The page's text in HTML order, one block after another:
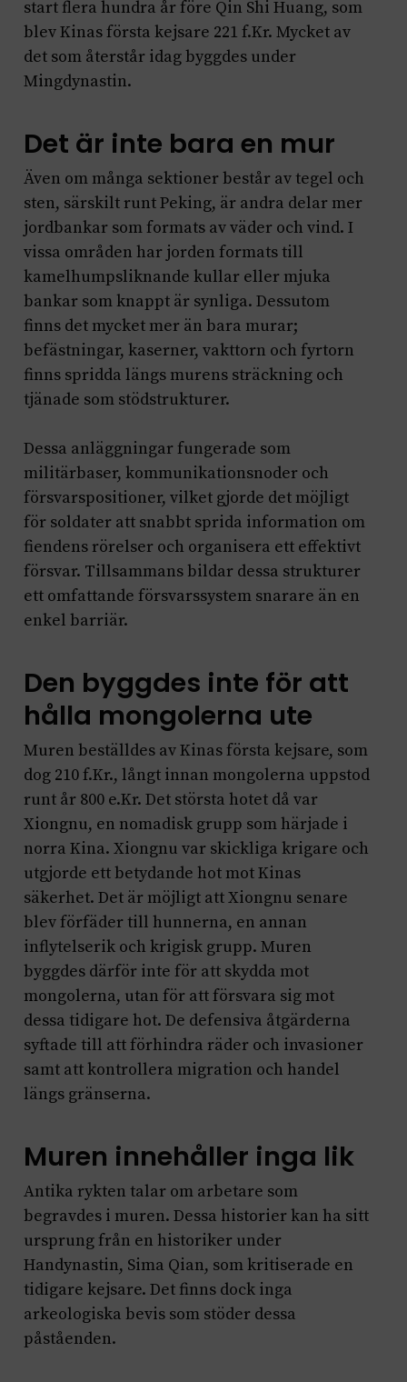
start flera hundra år före Qin Shi Huang, som
blev Kinas första kejsare 221 f.Kr. Mycket av
det som återstår idag byggdes under
Mingdynastin.
Det är inte bara en mur
Även om många sektioner består av tegel och
sten, särskilt runt Peking, är andra delar mer
jordbankar som formats av väder och vind. I
vissa områden har jorden formats till
kamelhumpsliknande kullar eller mjuka
bankar som knappt är synliga. Dessutom
finns det mycket mer än bara murar;
befästningar, kaserner, vakttorn och fyrtorn
finns spridda längs murens sträckning och
tjänade som stödstrukturer.
Dessa anläggningar fungerade som
militärbaser, kommunikationsnoder och
försvarspositioner, vilket gjorde det möjligt
för soldater att snabbt sprida information om
fiendens rörelser och organisera ett effektivt
försvar. Tillsammans bildar dessa strukturer
ett omfattande försvarssystem snarare än en
enkel barriär.
Den byggdes inte för att
hålla mongolerna ute
Muren beställdes av Kinas första kejsare, som
dog 210 f.Kr., långt innan mongolerna uppstod
runt år 800 e.Kr. Det största hotet då var
Xiongnu, en nomadisk grupp som härjade i
norra Kina. Xiongnu var skickliga krigare och
utgjorde ett betydande hot mot Kinas
säkerhet. Det är möjligt att Xiongnu senare
blev förfäder till hunnerna, en annan
inflytelserik och krigisk grupp. Muren
byggdes därför inte för att skydda mot
mongolerna, utan för att försvara sig mot
dessa tidigare hot. De defensiva åtgärderna
syftade till att förhindra räder och invasioner
samt att kontrollera migration och handel
längs gränserna.
Muren innehåller inga lik
Antika rykten talar om arbetare som
begravdes i muren. Dessa historier kan ha sitt
ursprung från en historiker under
Handynastin, Sima Qian, som kritiserade en
tidigare kejsare. Det finns dock inga
arkeologiska bevis som stöder dessa
påståenden.